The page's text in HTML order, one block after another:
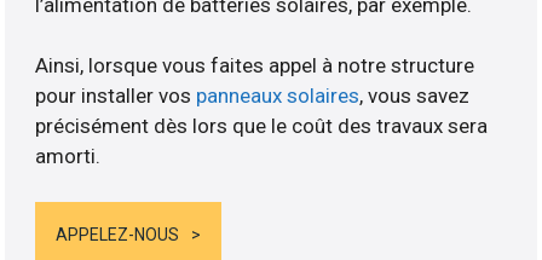
Ainsi, lorsque vous faites appel à notre structure
pour installer vos panneaux solaires, vous savez
précisément dès lors que le coût des travaux sera
amorti.
APPELEZ-NOUS